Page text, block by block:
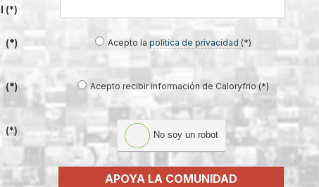
que convierte la
activa de
Lilu González: de FP Dual a embajadora
#ComunidadInstalador® | Mecatrónica
Industrial
(*)
(*) Acepto lapolítica de privacidad (*)
(*) Acepto recibir información de Caloryfrio (*)
(*) No soy un robot
APOYA LA COMUNIDAD